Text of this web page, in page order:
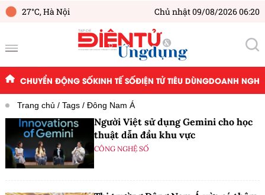
27°C,Hà Nội Chủ nhật 09/08/2026 06:20
CHUYỂN ĐỘNG SỐKINH TẾ SỐĐIỆN TỬ TIÊU DÙNGDOANH
Trang chủ Tags Đông Nam Á
Người Việt sử dụng Gemini cho học
thuật dẫn đầu khu vực
CÔNG NGHỆ SỐ